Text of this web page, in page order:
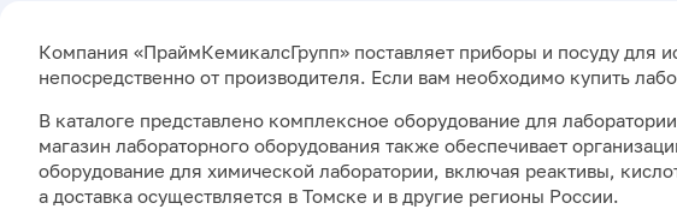
Компания «ПраймКемикалсГрупп» поставляет приборы и посуду для
непосредственно от производителя. Если вам необходимо купить
В каталоге представлено комплексное оборудование для
магазин лабораторного оборудования также обеспечивает
оборудование для химической лаборатории, включая реактивы,
а доставка осуществляется в Томске и в другие регионы России.